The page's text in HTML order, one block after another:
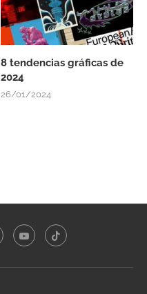
8 tendencias gráficas de
2024
26/01/2024